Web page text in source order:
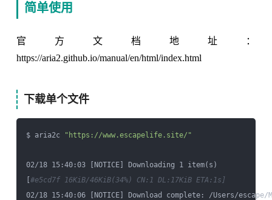
简单使用
官方文档地址：
https://aria2.github.io/manual/en/html/index.html
下载单个文件
$ aria2c "https://www.escapelife.site/"
02/18 15:40:03 [NOTICE] Downloading 1 item(s)
[#e5cd7f 16KiB/46KiB(34%) CN:1 DL:17KiB ETA:1s]
02/18 15:40:06 [NOTICE] Download complete: /Users/